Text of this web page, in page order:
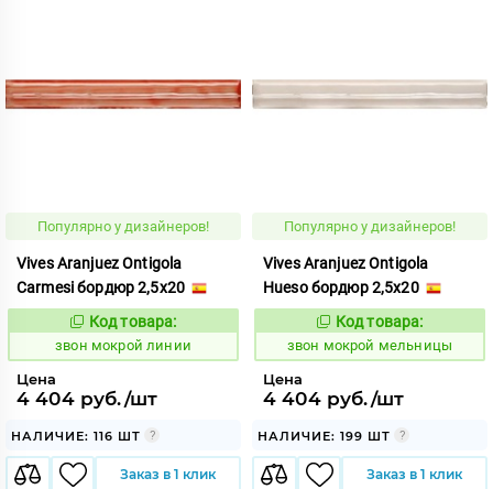
Популярно у дизайнеров!
Vives Aranjuez Ontigola
Carmesi бордюр 2,5x20
460419
Код товара:
звон мокрой линии
Цена
4 404 руб./шт
НАЛИЧИЕ: 116 ШТ
Заказ в 1 клик
Популярно у дизайнеров!
Vives Aranjuez Ontigola
Hueso бордюр 2,5x20
460424
Код товара:
звон мокрой мельницы
Цена
4 404 руб./шт
НАЛИЧИЕ: 199 ШТ
Заказ в 1 клик